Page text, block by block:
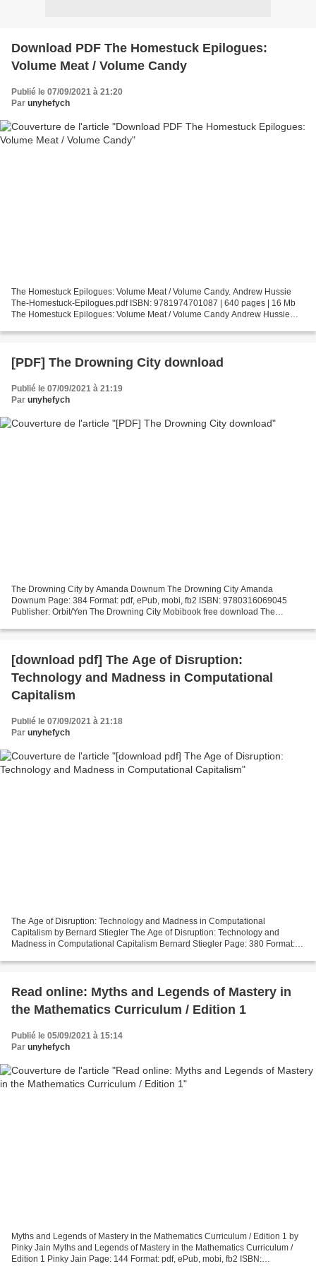
Download PDF The Homestuck Epilogues:
Volume Meat / Volume Candy
Publié le 07/09/2021 à 21:20
Par unyhefych
The Homestuck Epilogues: Volume Meat / Volume Candy. Andrew Hussie
The-Homestuck-Epilogues.pdf ISBN: 9781974701087 | 640 pages | 16 Mb
The Homestuck Epilogues: Volume Meat / Volume Candy Andrew Hussie
[PDF] The Drowning City download
Publié le 07/09/2021 à 21:19
Par unyhefych
The Drowning City by Amanda Downum The Drowning City Amanda
Downum Page: 384 Format: pdf, ePub, mobi, fb2 ISBN: 9780316069045
Publisher: Orbit/Yen The Drowning City Mobibook free download The
[download pdf] The Age of Disruption:
Technology and Madness in Computational
Capitalism
Publié le 07/09/2021 à 21:18
Par unyhefych
The Age of Disruption: Technology and Madness in Computational
Capitalism by Bernard Stiegler The Age of Disruption: Technology and
Madness in Computational Capitalism Bernard Stiegler Page: 380 Format:
Read online: Myths and Legends of Mastery in
the Mathematics Curriculum / Edition 1
Publié le 05/09/2021 à 15:14
Par unyhefych
Myths and Legends of Mastery in the Mathematics Curriculum / Edition 1 by
Pinky Jain Myths and Legends of Mastery in the Mathematics Curriculum /
Edition 1 Pinky Jain Page: 144 Format: pdf, ePub, mobi, fb2 ISBN: